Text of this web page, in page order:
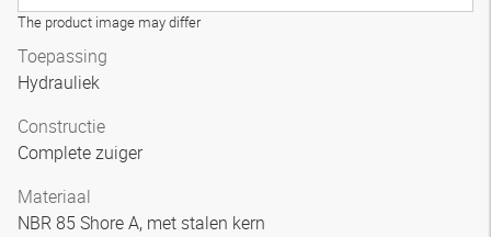
The product image may differ
Toepassing
Hydrauliek
Constructie
Complete zuiger
Materiaal
NBR 85 Shore A, met stalen kern